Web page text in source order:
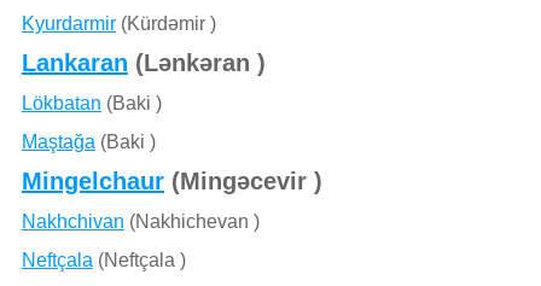
Kyurdarmir(Kürdǝmir )
Lankaran (Lənkəran )
Lökbatan (Baki )
Maştağa (Baki )
Mingelchaur(Mingǝcevir )
Nakhchivan (Nakhichevan )
Neftçala (Neftçala )